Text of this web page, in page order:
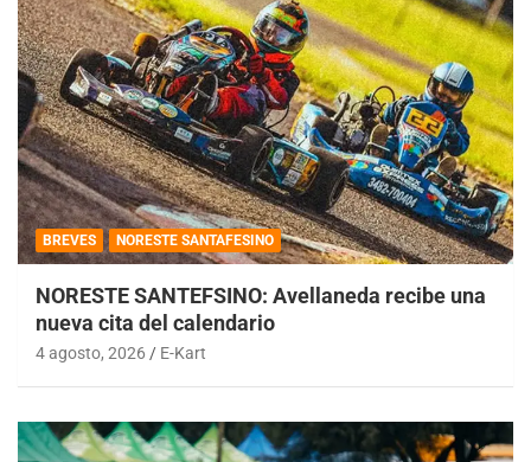
BREVES NORESTE SANTAFESINO
NORESTE SANTEFSINO: Avellaneda recibe una
nueva cita del calendario
4 agosto, 2026 E-Kart